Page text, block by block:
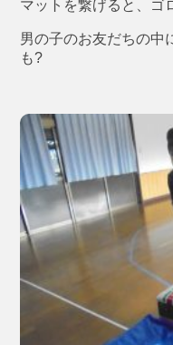
マットを繋げると、ゴ
男の子のお友だちの中
も?